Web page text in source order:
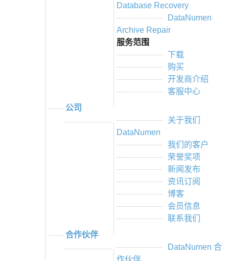
Database Recovery
DataNumen
Archive Repair
服务范围
下载
购买
开发商介绍
客服中心
公司
关于我们
DataNumen
我们的客户
荣誉奖项
新闻发布
资讯订阅
博客
会员信息
联系我们
合作伙伴
DataNumen 合
作伙伴